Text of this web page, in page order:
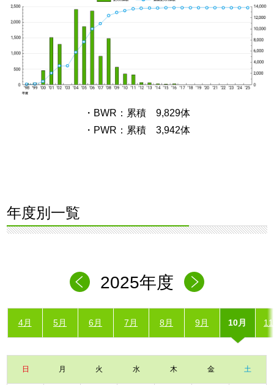
・BWR：累積 9,829体
・PWR：累積 3,942体
年度別一覧
2025年度
4月 5月 6月 7月 8月 9月 10月
日 月 火 水 木 金 土